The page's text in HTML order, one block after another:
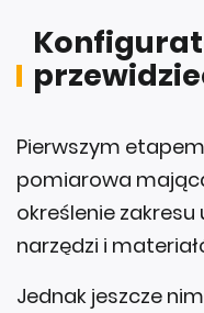
Pierwszym
pomiarowa
określenie zakresu
narzędzi i
Jednak jeszcze